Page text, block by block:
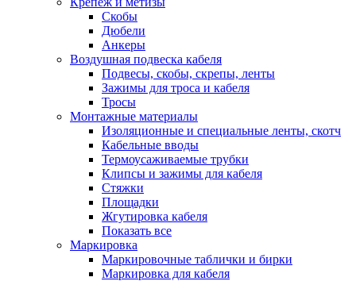
Скобы
Дюбели
Анкеры
Воздушная подвеска кабеля
Подвесы, скобы, скрепы, ленты
Зажимы для троса и кабеля
Тросы
Монтажные материалы
Изоляционные и специальные ленты, скотч
Кабельные вводы
Термоусаживаемые трубки
Клипсы и зажимы для кабеля
Стяжки
Площадки
Жгутировка кабеля
Показать все
Маркировка
Маркировочные таблички и бирки
Маркировка для кабеля